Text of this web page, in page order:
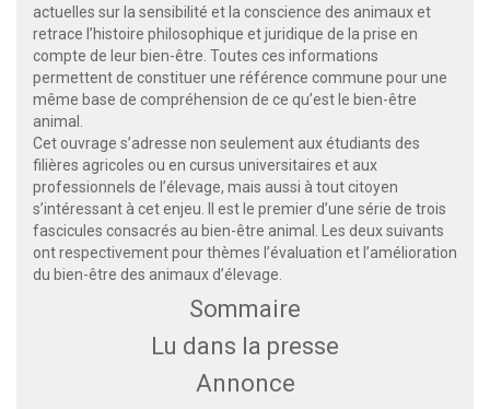
actuelles sur la sensibilité et la conscience des animaux et
retrace l’histoire philosophique et juridique de la prise en
compte de leur bien-être. Toutes ces informations
permettent de constituer une référence commune pour une
même base de compréhension de ce qu’est le bien-être
animal.
Cet ouvrage s’adresse non seulement aux étudiants des
filières agricoles ou en cursus universitaires et aux
professionnels de l’élevage, mais aussi à tout citoyen
s’intéressant à cet enjeu. Il est le premier d’une série de trois
fascicules consacrés au bien-être animal. Les deux suivants
ont respectivement pour thèmes l’évaluation et l’amélioration
du bien-être des animaux d’élevage.
Sommaire
Lu dans la presse
Annonce